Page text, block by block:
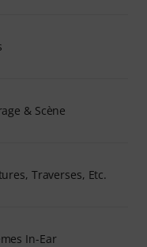
& Scène
Traverses, Etc.
In-Ear